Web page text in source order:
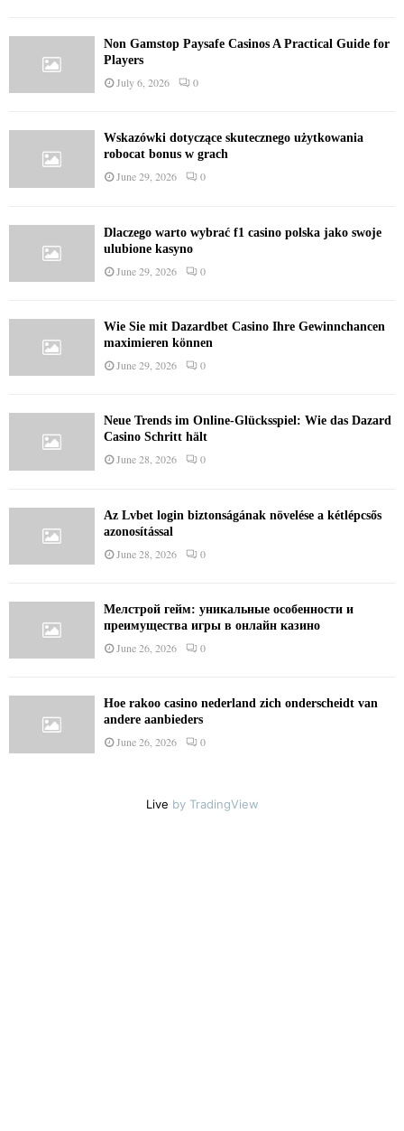
Non Gamstop Paysafe Casinos A Practical Guide for
Players
July 6, 2026 0
Wskazówki dotyczące skutecznego użytkowania
robocat bonus w grach
June 29, 2026 0
Dlaczego warto wybrać f1 casino polska jako swoje
ulubione kasyno
June 29, 2026 0
Wie Sie mit Dazardbet Casino Ihre Gewinnchancen
maximieren können
June 29, 2026 0
Neue Trends im Online-Glücksspiel: Wie das Dazard
Casino Schritt hält
June 28, 2026 0
Az Lvbet login biztonságának növelése a kétlépcsős
azonosítással
June 28, 2026 0
Мелстрой гейм: уникальные особенности и
преимущества игры в онлайн казино
June 26, 2026 0
Hoe rakoo casino nederland zich onderscheidt van
andere aanbieders
June 26, 2026 0
Live by TradingView